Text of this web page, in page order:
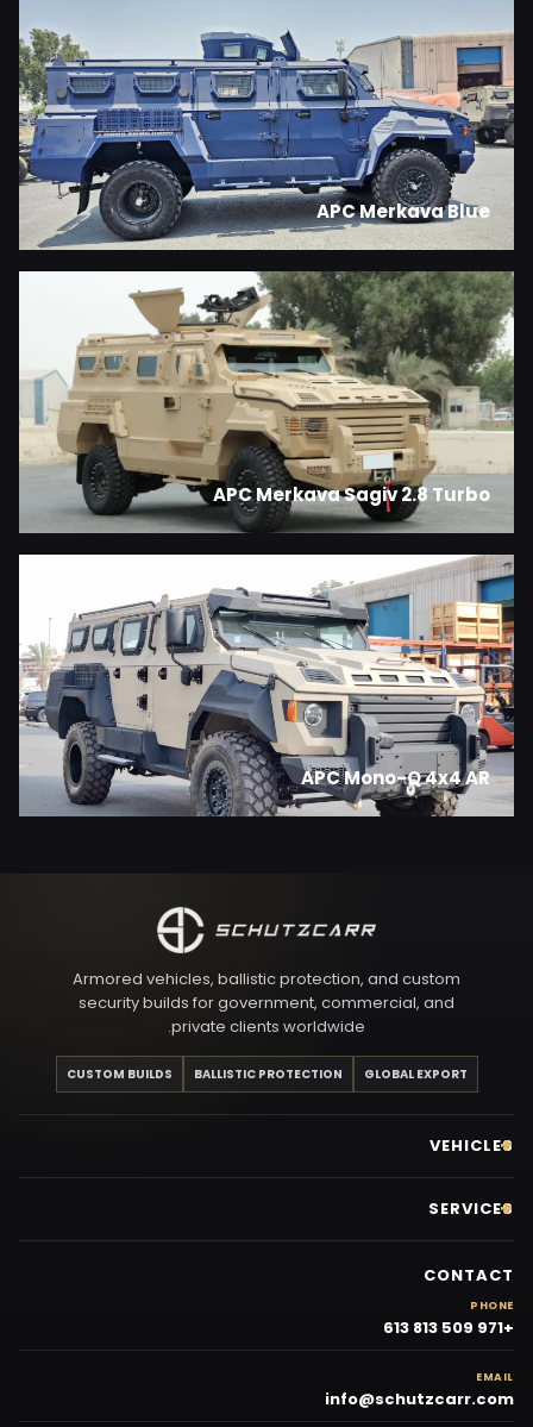
APC Merkava Blue
APC Merkava Sagiv 2.8 Turbo
APC Mono-Q 4x4 AR
Armored vehicles, ballistic protection, and custom
security builds for government, commercial, and
private clients worldwide.
GLOBAL EXPORT
BALLISTIC PROTECTION
CUSTOM BUILDS
VEHICLES
SERVICES
CONTACT
PHONE
+971 509 813 613
EMAIL
info@schutzcarr.com